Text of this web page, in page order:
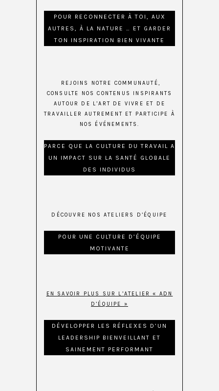
POUR RECONNECTER À TOI, AUX
AUTRES, À LA NATURE … ET GARDER
TON INSPIRATION BIEN VIVANTE
REJOINS NOTRE COMMUNAUTÉ,
CONSULTE NOS CONTENUS INSPIRANTS
AUTOUR DE L’ART DE VIVRE ET DE
TRAVAILLER AUTREMENT ET PARTICIPE À
NOS ÉVÉNEMENTS.
PARCE QUE LA CULTURE DU TRAVAIL A
UN IMPACT SUR LA SANTÉ GLOBALE
DES INDIVIDUS
DÉCOUVRE NOS ATELIERS D’ÉQUIPE
POUR UNE CULTURE D’ÉQUIPE
MOTIVANTE
EN SAVOIR PLUS SUR L’ATELIER « ADN
D’ÉQUIPE »
DÉVELOPPER LES RÉFLEXES D’UN
LEADERSHIP BIENVEILLANT ET
SAINEMENT PERFORMANT